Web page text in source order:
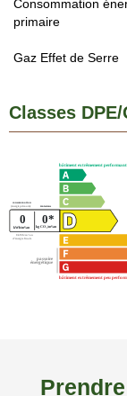
Consommation
primaire
Gaz Effet de Serre
Classes DPE/